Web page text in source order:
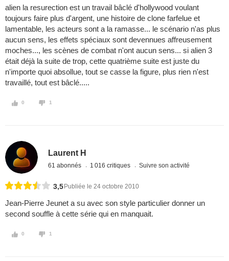
alien la resurection est un travail bâclé d'hollywood voulant
toujours faire plus d'argent, une histoire de clone farfelue et
lamentable, les acteurs sont a la ramasse... le scénario n'as plus
aucun sens, les effets spéciaux sont devennues affreusement
moches..., les scènes de combat n'ont aucun sens... si alien 3
était déjà la suite de trop, cette quatrième suite est juste du
n'importe quoi absollue, tout se casse la figure, plus rien n'est
travaillé, tout est bâclé.....
0 1
Laurent H
61 abonnés 1 016 critiques Suivre son activité
3,5 Publiée le 24 octobre 2010
Jean-Pierre Jeunet a su avec son style particulier donner un
second souffle à cette série qui en manquait.
0 1